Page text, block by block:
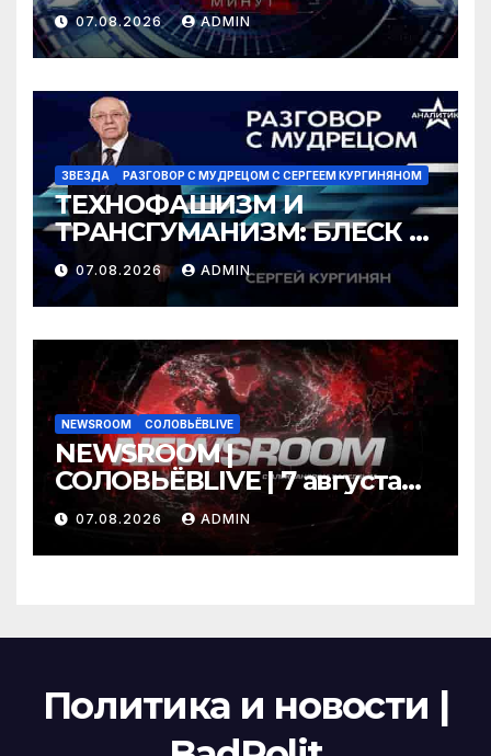
07.08.2026 ADMIN
ЗВЕЗДА РАЗГОВОР С МУДРЕЦОМ С СЕРГЕЕМ КУРГИНЯНОМ
ТЕХНОФАШИЗМ И
ТРАНСГУМАНИЗМ: БЛЕСК И
НИЩЕТА ГРЯДУЩЕГО
07.08.2026 ADMIN
NEWSROOM СОЛОВЬЁВLIVE
NEWSROOM |
СОЛОВЬЁВLIVE | 7 августа
2026 года
07.08.2026 ADMIN
Политика и новости |